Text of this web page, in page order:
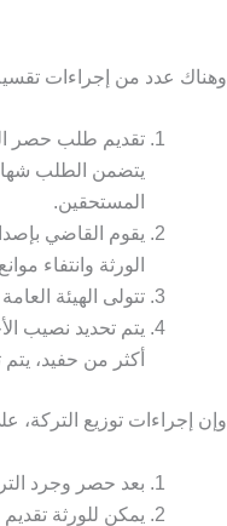
وهناك عدد من إجراءات
تقديم طلب حصر
يتضمن الطلب
المستحقين.
يقوم القاضي
الورثة وانتفاء
تتولى الهيئة
يتم تحديد نصيب
أكثر من حفيد،
وإن إجراءات توزيع التركة،
بعد حصر وجرد
يمكن للورثة